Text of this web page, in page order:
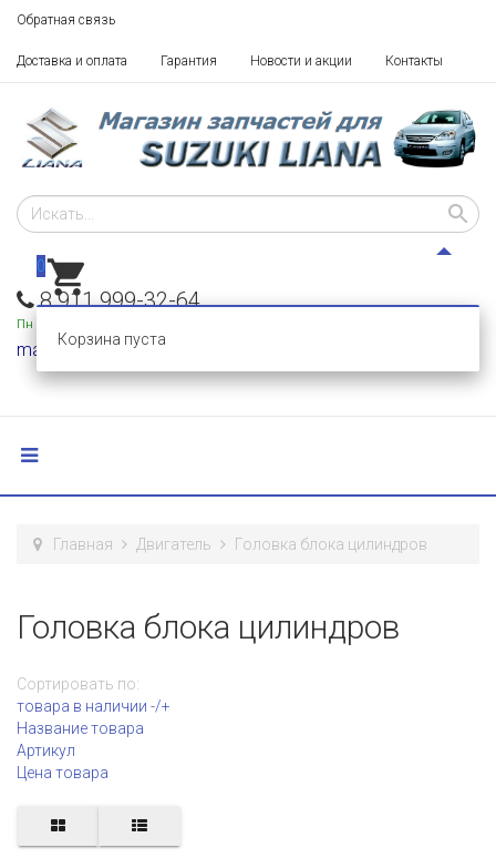
Обратная связь
Доставка и оплата Гарантия Новости и акции Контакты
8 911 999-32-64
Пн - Пт: 10 - 18,
mail@razborka-liana.ru
0
Корзина пуста
Главная Двигатель Головка блока цилиндров
Головка блока цилиндров
Сортировать по:
товара в наличии -/+
Название товара
Артикул
Цена товара